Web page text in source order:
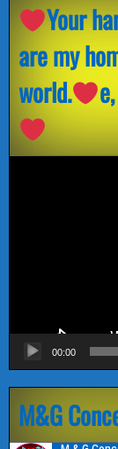
Your
are my
world.
00:00
M&G